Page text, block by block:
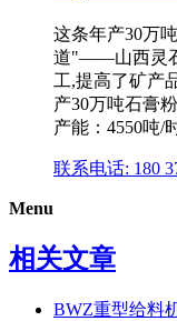
这条年产30万
道"——山西灵
工,提高了矿产
产30万吨石膏
产能：4550吨/
联系电话: 180
Menu
相关文章
BWZ重型给料